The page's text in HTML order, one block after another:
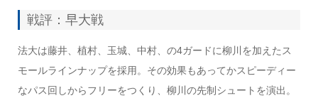
戦評：早大戦
法大は藤井、植村、玉城、中村、の4ガードに柳川を加えたス
モールラインナップを採用。その効果もあってかスピーディー
なパス回しからフリーをつくり、柳川の先制シュートを演出。